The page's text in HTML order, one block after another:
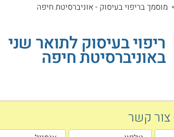
מוסמך בריפוי בעיסוק - אוניברסיטת חיפה
ריפוי בעיסוק לתואר שני
באוניברסיטת חיפה
צור קשר